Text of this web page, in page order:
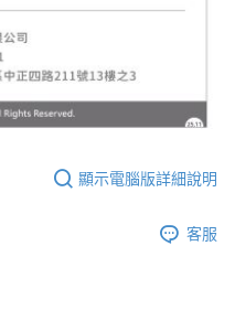
顯示電腦版詳細說明
客服